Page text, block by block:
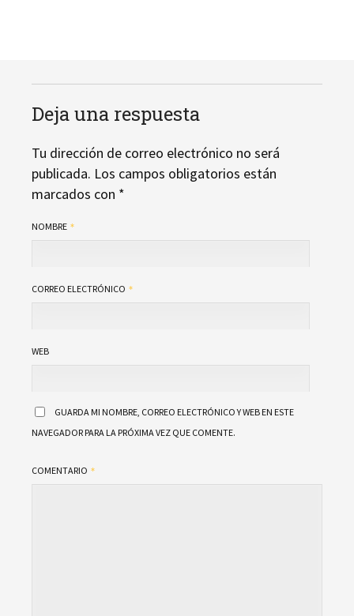
Deja una respuesta
Tu dirección de correo electrónico no será
publicada. Los campos obligatorios están
marcados con *
NOMBRE
CORREO ELECTRÓNICO
WEB
GUARDA MI NOMBRE, CORREO ELECTRÓNICO Y WEB EN ESTE
NAVEGADOR PARA LA PRÓXIMA VEZ QUE COMENTE.
COMENTARIO